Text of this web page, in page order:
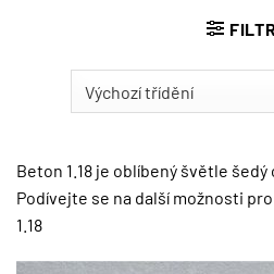
Beton 1.18 je oblíbený švětle
Podívejte se na další možnosti
1.18